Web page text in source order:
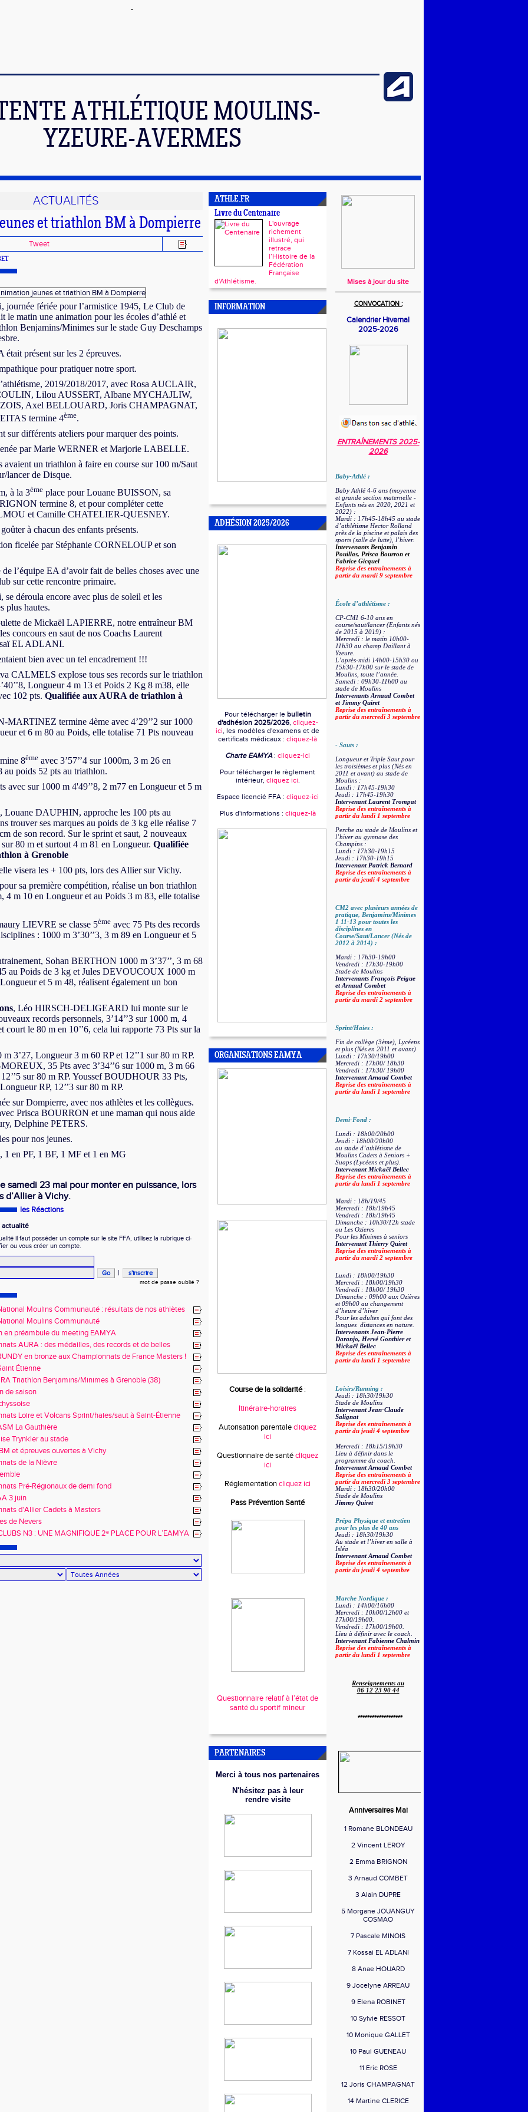
ATHLÉTIQUE MOULINS-
YZEURE-AVERMES
ACTUALITÉS
et triathlon BM à Dompierre
Tweet
journée fériée pour l’armistice 1945, Le Club de
le matin une animation pour les écoles d’athlé et
Benjamins/Minimes sur le stade Guy Deschamps
présent sur les 2 épreuves.
pour pratiquer notre sport.
2019/2018/2017, avec Rosa AUCLAIR,
Lilou AUSSERT, Albane MYCHAJLIW,
Axel BELLOUARD, Joris CHAMPAGNAT,
termine 4ème.
sur différents ateliers pour marquer des points.
par Marie WERNER et Marjorie LABELLE.
avaient un triathlon à faire en course sur 100 m/Saut
lancer de Disque.
à la 3ème place pour Louane BUISSON, sa
termine 8, et pour compléter cette
et Camille CHATELIER-QUESNEY.
à chacun des enfants présents.
ficelée par Stéphanie CORNELOUP et son
l’équipe EA d’avoir fait de belles choses avec une
sur cette rencontre primaire.
se déroula encore avec plus de soleil et les
plus hautes.
de Mickaël LAPIERRE, notre entraîneur BM
concours en saut de nos Coachs Laurent
EL ADLANI.
bien avec un tel encadrement !!!
CALMELS explose tous ses records sur le triathlon
Longueur 4 m 13 et Poids 2 Kg 8 m38, elle
102 pts. Qualifiée aux AURA de triathlon à
MARTINEZ termine 4ème avec 4’29’’2 sur 1000
et 6 m 80 au Poids, elle totalise 71 Pts nouveau
8ème avec 3’57’’4 sur 1000m, 3 m 26 en
au poids 52 pts au triathlon.
avec sur 1000 m 4'49’’8, 2 m77 en Longueur et 5 m
, Louane DAUPHIN, approche les 100 pts au
trouver ses marques au poids de 3 kg elle réalise 7
de son record. Sur le sprint et saut, 2 nouveaux
sur 80 m et surtout 4 m 81 en Longueur. Qualifiée
à Grenoble
visera les + 100 pts, lors des Allier sur Vichy.
sa première compétition, réalise un bon triathlon
4 m 10 en Longueur et au Poids 3 m 83, elle totalise
LIEVRE se classe 5ème avec 75 Pts des records
: 1000 m 3’30’’3, 3 m 89 en Longueur et 5
Sohan BERTHON 1000 m 3’37’’, 3 m 68
au Poids de 3 kg et Jules DEVOUCOUX 1000 m
Longueur et 5 m 48, réalisent également un bon
, Léo HIRSCH-DELIGEARD lui monte sur le
records personnels, 3’14’’3 sur 1000 m, 4
court le 80 m en 10’’6, cela lui rapporte 73 Pts sur la
3’27, Longueur 3 m 60 RP et 12’’1 sur 80 m RP.
35 Pts avec 3’34’’6 sur 1000 m, 3 m 66
sur 80 m RP. Youssef BOUDHOUR 33 Pts,
RP, 12’’3 sur 80 m RP.
sur Dompierre, avec nos athlètes et les collègues.
Prisca BOURRON et une maman qui nous aide
Delphine PETERS.
pour nos jeunes.
1 en PF, 1 BF, 1 MF et 1 en MG
samedi 23 mai pour monter en puissance, lors
d’Allier à Vichy.
les Réactions
actualité
il faut posséder un compte sur le site FFA, utilisez la rubrique ci-
ou vous créer un compte.
|
mot de passe oublié ?
Moulins Communauté : résultats de nos athlètes
Moulins Communauté
en préambule du meeting EAMYA
AURA : des médailles, des records et de belles
!
en bronze aux Championnats de France Masters !
Étienne
Triathlon Benjamins/Minimes à Grenoble (38)
de saison
Loire et Volcans Sprint/haies/saut à Saint-Étienne
La Gauthière
Trynkler au stade
et épreuves ouvertes à Vichy
de la Nièvre
Pré-Régionaux de demi fond
3 juin
d'Allier Cadets à Masters
de Nevers
N3 : UNE MAGNIFIQUE 2ᵉ PLACE POUR L’EAMYA
! 🔥
ATHLE.FR
Livre du Centenaire
L'ouvrage
richement
illustré, qui
retrace
l’Histoire de la
Fédération
Française
d'Athlétisme.
INFORMATION
ADHÉSION 2025/2026
Pour télécharger le bulletin
d'adhésion 2025/2026, cliquez-
ici, les modèles d'examens et de
certificats médicaux : cliquez-là
Charte EAMYA: cliquez-ici
Pour télécharger le règlement
intérieur, cliquez ici.
Espace licencié FFA : cliquez-ici
Plus d'informations : cliquez-là
ORGANISATIONS EAMYA
Course de la solidarité:
Itinéraire-horaires
Autorisation parentalecliquez
ici
Questionnaire de santécliquez
ici
Réglementationcliquez ici
Pass Prévention Santé
Questionnaire relatif à l’état de
santé du sportif mineur
PARTENAIRES
Merci à tous nos partenaires
N'hésitez pas à leur
rendre visite
Mises à jour du site
CONVOCATION :
Calendrier Hivernal
2025-2026
ENTRAÎNEMENTS 2025-
2026
Baby-Athlé :
Baby Athlé 4-6 ans (moyenne
et grande section maternelle -
Enfants nés en 2020, 2021 et
2022) :
Mardi : 17h45-18h45 au stade
d’athlétisme Hector Rolland
près de la piscine et palais des
sports (salle de lutte), l’hiver.
Intervenants Benjamin
Pouillas, Prisca Bourron et
Fabrice Gicquel
Reprise des entraînements à
partir du mardi 9 septembre
École d’athlétisme :
CP-CM1 6-10 ans en
course/saut/lancer (Enfants nés
de 2015 à 2019) :
Mercredi : le matin 10h00-
11h30 au champ Daillant à
Yzeure.
L’après-midi 14h00-15h30 ou
15h30-17h00 sur le stade de
Moulins, toute l’année.
Samedi : 09h30-11h00 au
stade de Moulins
Intervenants Arnaud Combet
etJimmy Quiret
Reprise des entraînements à
partir du mercredi 3 septembre
- Sauts :
Longueur et Triple Saut pour
les troisièmes et plus (Nés en
2011 et avant) au stade de
Moulins :
Lundi : 17h45-19h30
Jeudi : 17h45-19h30
Intervenant Laurent Trompat
Reprise des entraînements à
partir du lundi 1 septembre
Perche au stade de Moulins et
l’hiver au gymnase des
Champins :
Lundi : 17h30-19h15
Jeudi : 17h30-19h15
Intervenant Patrick Bernard
Reprise des entraînements à
partir du jeudi 4 septembre
CM2 avec plusieurs années de
pratique, Benjamins/Minimes
1 11-13 pour toutes les
disciplines en
Course/Saut/Lancer (Nés de
2012 à 2014) :
Mardi : 17h30-19h00
Vendredi : 17h30-19h00
Stade de Moulins
Intervenants François Peigue
et Arnaud Combet
Reprise des entraînements à
partir du mardi 2 septembre
Sprint/Haies :
Fin de collège (3ème), Lycéens
et plus (Nés en 2011 et avant)
Lundi : 17h30/19h00
Mercredi : 17h00/ 18h30
Vendredi : 17h30/ 19h00
Intervenant Arnaud Combet
Reprise des entraînements à
partir du lundi 1 septembre
Demi-Fond :
Lundi : 18h00/20h00
Jeudi : 18h00/20h00
au stade d’athlétisme de
Moulins Cadets à Seniors +
Suaps (Lycéens et plus).
Intervenant Mickaël Bellec
Reprise des entraînements à
partir du lundi 1 septembre
Mardi : 18h/19/45
Mercredi : 18h/19h45
Vendredi : 18h/19h45
Dimanche : 10h30/12h stade
ou Les Ozieres
Pour les Minimes à seniors
Intervenant Thierry Quiret
Reprise des entraînements à
partir du mardi 2 septembre
Lundi : 18h00/19h30
Mercredi : 18h00/19h30
Vendredi : 18h00/ 19h30
Dimanche : 09h00 aux Ozières
et 09h00 au changement
d’heure d’hiver
Pour les adultes qui font des
longues distances en nature.
Intervenants Jean-Pierre
Daranjo, Hervé Gonthier et
Mickaël Bellec
Reprise des entraînements à
partir du lundi 1 septembre
Loisirs/Running :
Jeudi : 18h30/19h30
Stade de Moulins
Intervenant Jean-Claude
Salignat
Reprise des entraînements à
partir du jeudi 4 septembre
Mercredi : 18h15/19h30
Lieu à définir dans le
programme du coach.
Intervenant Arnaud Combet
Reprise des entraînements à
partir du mercredi 3 septembre
Mardi : 18h30/20h00
Stade de Moulins
Jimmy Quiret
Prépa Physique et entretien
pour les plus de 40 ans
Jeudi : 18h30/19h30
Au stade et l’hiver en salle à
Isléa
Intervenant Arnaud Combet
Reprise des entraînements à
partir du jeudi 4 septembre
Marche Nordique :
Lundi : 14h00/16h00
Mercredi : 10h00/12h00 et
17h00/19h00.
Vendredi : 17h00/19h00.
Lieu à définir avec le coach.
Intervenant Fabienne Chalmin
Reprise des entraînements à
partir du lundi 1 septembre
Renseignements au
06 12 23 90 44
*******************
Anniversaires Mai
1 Romane BLONDEAU
2 Vincent LEROY
2 Emma BRIGNON
3 Arnaud COMBET
3 Alain DUPRE
5 Morgane JOUANGUY
COSMAO
7 Pascale MINOIS
7 Kossai EL ADLANI
8 Anae HOUARD
9 Jocelyne ARREAU
9 Elena ROBINET
10 Sylvie RESSOT
10 Monique GALLET
10 Paul GUENEAU
11 Eric ROSE
12 Joris CHAMPAGNAT
14 Martine CLERICE